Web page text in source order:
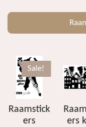
Sale!
Raamstick
ers
ers